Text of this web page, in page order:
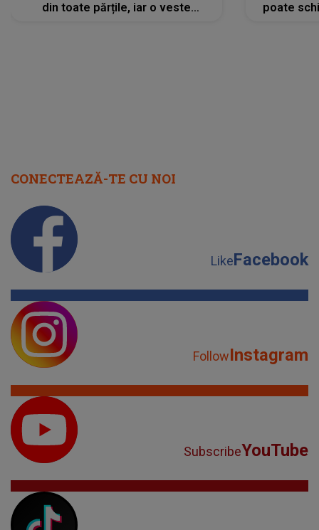
din toate părțile, iar o veste
poate
CONECTEAZĂ-TE CU NOI
LikeFacebook
FollowInstagram
SubscribeYouTube